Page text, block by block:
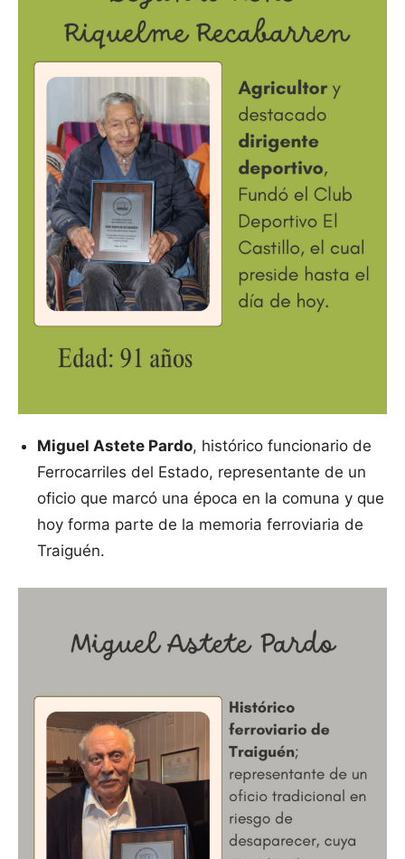
Miguel Astete Pardo, histórico funcionario de
Ferrocarriles del Estado, representante de un
oficio que marcó una época en la comuna y que
hoy forma parte de la memoria ferroviaria de
Traiguén.